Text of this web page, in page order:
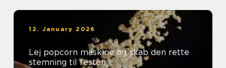
12. January 2026
Lej popcorn maskine og skab den rette
stemning til festen